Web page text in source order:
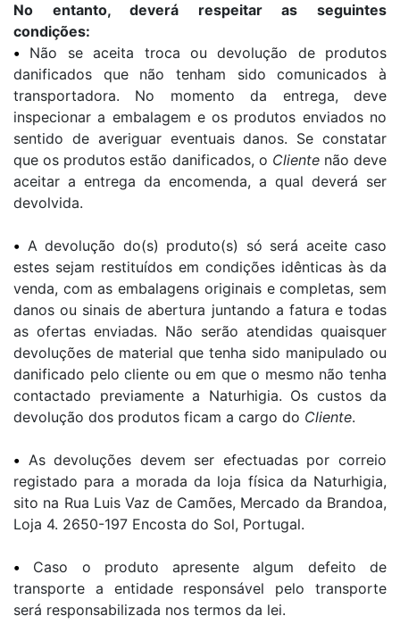
No entanto, deverá respeitar as seguintes
condições:
• Não se aceita troca ou devolução de produtos
danificados que não tenham sido comunicados à
transportadora. No momento da entrega, deve
inspecionar a embalagem e os produtos enviados no
sentido de averiguar eventuais danos. Se constatar
que os produtos estão danificados, o Clientenão deve
aceitar a entrega da encomenda, a qual deverá ser
devolvida.
• A devolução do(s) produto(s) só será aceite caso
estes sejam restituídos em condições idênticas às da
venda, com as embalagens originais e completas, sem
danos ou sinais de abertura juntando a fatura e todas
as ofertas enviadas. Não serão atendidas quaisquer
devoluções de material que tenha sido manipulado ou
danificado pelo cliente ou em que o mesmo não tenha
contactado previamente a Naturhigia. Os custos da
devolução dos produtos ficam a cargo do Cliente.
• As devoluções devem ser efectuadas por correio
registado para a morada da loja física da Naturhigia,
sito na Rua Luis Vaz de Camões, Mercado da Brandoa,
Loja 4. 2650-197 Encosta do Sol, Portugal.
• Caso o produto apresente algum defeito de
transporte a entidade responsável pelo transporte
será responsabilizada nos termos da lei.